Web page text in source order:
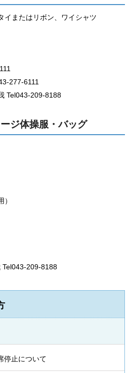
イまたはリボン、ワイシャツ
277-6111
Tel043-209-8188
ジ体操服・バッグ
209-8188
停止について